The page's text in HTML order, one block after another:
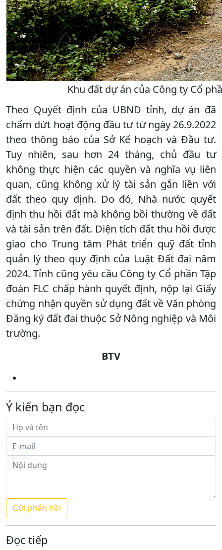
Khu đất dự án của Công ty Cổ
Theo Quyết định của UBND tỉnh, dự án đã
chấm dứt hoạt động đầu tư từ ngày 26.9.2022
theo thông báo của Sở Kế hoạch và Đầu tư.
Tuy nhiên, sau hơn 24 tháng, chủ đầu tư
không thực hiện các quyền và nghĩa vụ liên
quan, cũng không xử lý tài sản gắn liền với
đất theo quy định. Do đó, Nhà nước quyết
định thu hồi đất mà không bồi thường về đất
và tài sản trên đất. Diện tích đất thu hồi được
giao cho Trung tâm Phát triển quỹ đất tỉnh
quản lý theo quy định của Luật Đất đai năm
2024. Tỉnh cũng yêu cầu Công ty Cổ phần Tập
đoàn FLC chấp hành quyết định, nộp lại Giấy
chứng nhận quyền sử dụng đất về Văn phòng
Đăng ký đất đai thuộc Sở Nông nghiệp và Môi
trường.
BTV
Ý kiến bạn đọc
Đọc tiếp